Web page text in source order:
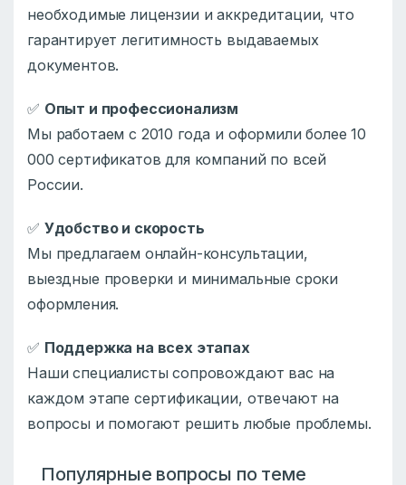
необходимые лицензии и аккредитации, что
гарантирует легитимность выдаваемых
документов.
✅ Опыт и профессионализм
Мы работаем с 2010 года и оформили более 10
000 сертификатов для компаний по всей
России.
✅ Удобство и скорость
Мы предлагаем онлайн-консультации,
выездные проверки и минимальные сроки
оформления.
✅ Поддержка на всех этапах
Наши специалисты сопровождают вас на
каждом этапе сертификации, отвечают на
вопросы и помогают решить любые проблемы.
Популярные вопросы по теме